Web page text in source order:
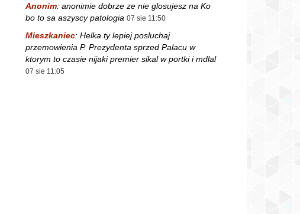
Anonim: anonimie dobrze ze nie glosujesz na Ko
bo to sa aszyscy patologia 07 sie 11:50
Mieszkaniec: Helka ty lepiej posluchaj
przemowienia P. Prezydenta sprzed Palacu w
ktorym to czasie nijaki premier sikal w portki i mdlal
07 sie 11:05